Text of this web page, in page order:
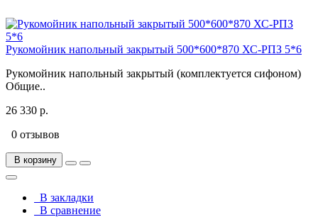
Рукомойник напольный закрытый 500*600*870 ХС-РПЗ 5*6
Рукомойник напольный закрытый (комплектуется сифоном)
Общие..
26 330 р.
0 отзывов
В корзину
В закладки
В сравнение